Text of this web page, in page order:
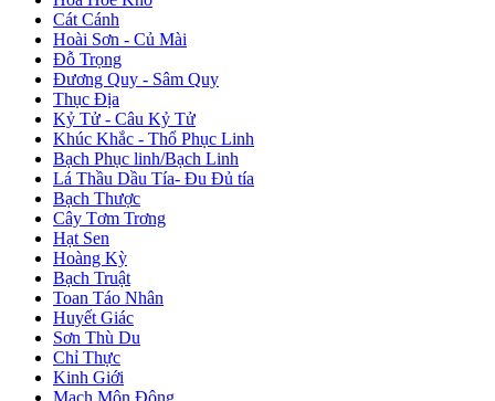
Cát Cánh
Hoài Sơn - Củ Mài
Đỗ Trọng
Đương Quy - Sâm Quy
Thục Địa
Kỷ Tử - Câu Kỷ Tử
Khúc Khắc - Thổ Phục Linh
Bạch Phục linh/Bạch Linh
Lá Thầu Dầu Tía- Đu Đủ tía
Bạch Thược
Cây Tơm Trơng
Hạt Sen
Hoàng Kỳ
Bạch Truật
Toan Táo Nhân
Huyết Giác
Sơn Thù Du
Chỉ Thực
Kinh Giới
Mạch Môn Đông